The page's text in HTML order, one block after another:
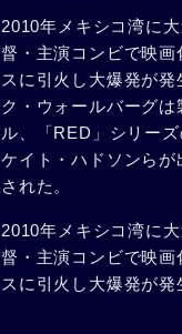
2010年メキシコ湾に
督・主演コンビで映
スに引火し大爆発が
ク・ウォールバーグ
ル、「RED」シリー
ケイト・ハドソンら
された。
2010年メキシコ湾に
督・主演コンビで映
スに引火し大爆発が